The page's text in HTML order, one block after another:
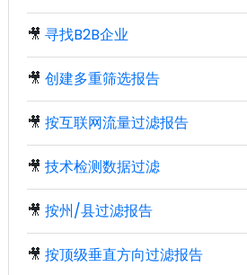
🎥 寻找B2B企业
🎥 创建多重筛选报告
🎥 按互联网流量过滤报告
🎥 技术检测数据过滤
🎥 按州/县过滤报告
🎥 按顶级垂直方向过滤报告